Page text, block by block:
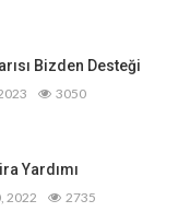
Bizden Desteği
3050
Yardımı
2022 2735